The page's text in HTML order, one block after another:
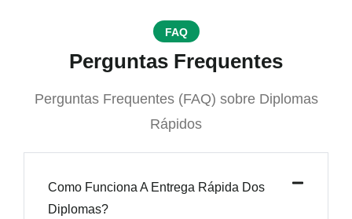
FAQ
Perguntas Frequentes
Perguntas Frequentes (FAQ) sobre Diplomas
Rápidos
Como Funciona A Entrega Rápida Dos
Diplomas?